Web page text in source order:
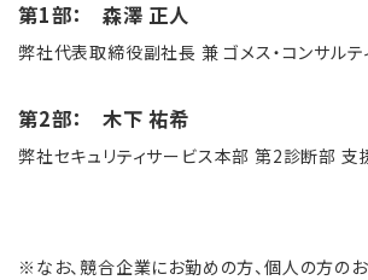
第1部： 森澤 正人
弊社代表取締役副社長 兼 ゴメス・コンサルテ
第2部： 木下 祐希
弊社セキュリティサービス本部 第2診断部 支
※なお、競合企業にお勤めの方、個人の方の